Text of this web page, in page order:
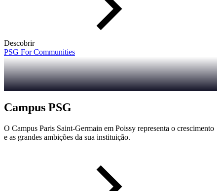
Descobrir
PSG For Communities
Campus PSG
O Campus Paris Saint-Germain em Poissy representa o crescimento
e as grandes ambições da sua instituição.